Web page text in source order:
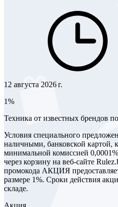
12 августа 2026 г.
1%
Техника от известных брендов
Условия специального
наличными, банковской картой,
минимальной комиссией
через корзину на веб-сайте
промокода АКЦИЯ
размере 1%. Сроки действия
складе.
Акция